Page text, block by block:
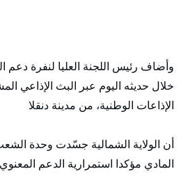
وأضاف رئيس اللجنة العليا لنفرة دعم
خلال حديثه اليوم عبر البث الإذاعي
الإذاعات الوطنية، من مدينة دنقلا
أن الولاية الشمالية جسّدت وحدة
المادي مؤكدا استمرارية الدعم